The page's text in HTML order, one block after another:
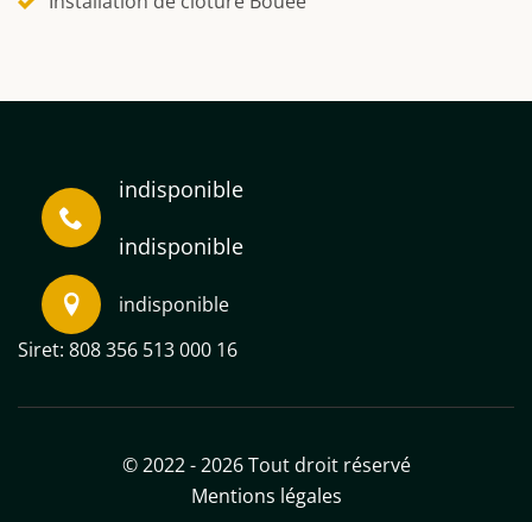
indisponible
indisponible
indisponible
Siret: 808 356 513 000 16
© 2022 - 2026 Tout droit réservé
Mentions légales